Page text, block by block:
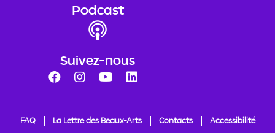
Podcast
Suivez-nous
FAQ La Lettre des Beaux-Arts Contacts
Accessibilité